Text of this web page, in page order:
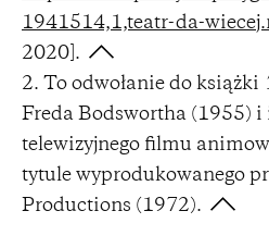
1941514,1,teatr-da-
2020].
To odwołanie do książki
Freda Bodswortha (1955)
telewizyjnego filmu
tytule wyprodukowanego
Productions (1972).